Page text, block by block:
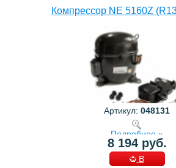
Компрессор NE 5160Z
Артикул: 048131
Подробнее »
8 194 руб.
В